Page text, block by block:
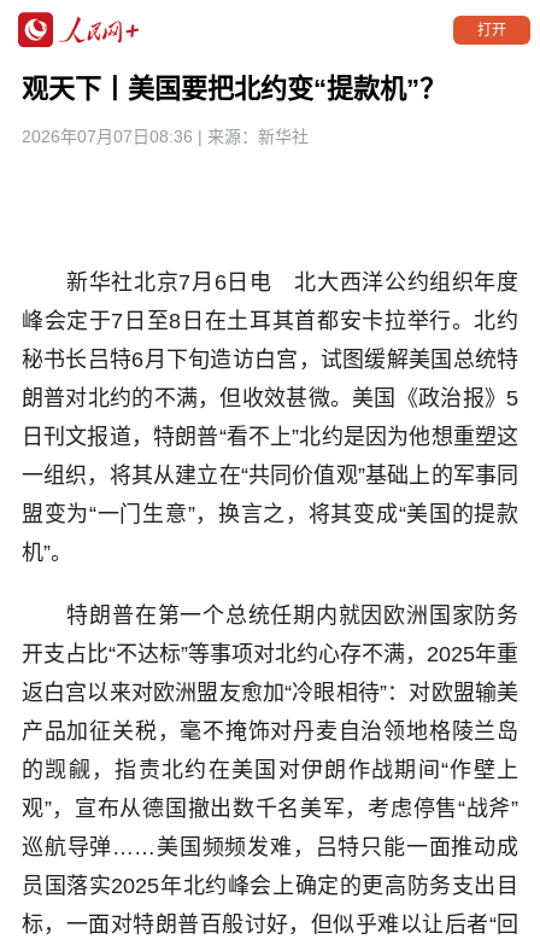
打开
观天下丨美国要把北约变“提款机”？
2026年07月07日08:36 | 来源： 新华社
新华社北京7月6日电 北大西洋公约组织年度
峰会定于7日至8日在土耳其首都安卡拉举行。北约
秘书长吕特6月下旬造访白宫，试图缓解美国总统特
朗普对北约的不满，但收效甚微。美国《政治报》5
日刊文报道，特朗普“看不上”北约是因为他想重塑这
一组织，将其从建立在“共同价值观”基础上的军事同
盟变为“一门生意”，换言之，将其变成“美国的提款
机”。
特朗普在第一个总统任期内就因欧洲国家防务
开支占比“不达标”等事项对北约心存不满，2025年重
返白宫以来对欧洲盟友愈加“冷眼相待”：对欧盟输美
产品加征关税，毫不掩饰对丹麦自治领地格陵兰岛
的觊觎，指责北约在美国对伊朗作战期间“作壁上
观”，宣布从德国撤出数千名美军，考虑停售“战斧”
巡航导弹……美国频频发难，吕特只能一面推动成
员国落实2025年北约峰会上确定的更高防务支出目
标，一面对特朗普百般讨好，但似乎难以让后者“回